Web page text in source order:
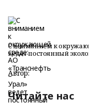
С вниманием к
ведет постоянный
Автор:
Читайте нас